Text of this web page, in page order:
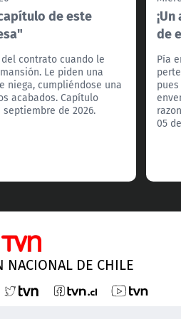
de este
contrato cuando le
Le piden una
niega, cumpliéndose una
acabados. Capítulo
de 2026.
de
Pía
05
NACIONAL DE CHILE